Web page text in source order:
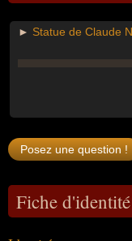
► Statue de Claude
Fiche d'identité